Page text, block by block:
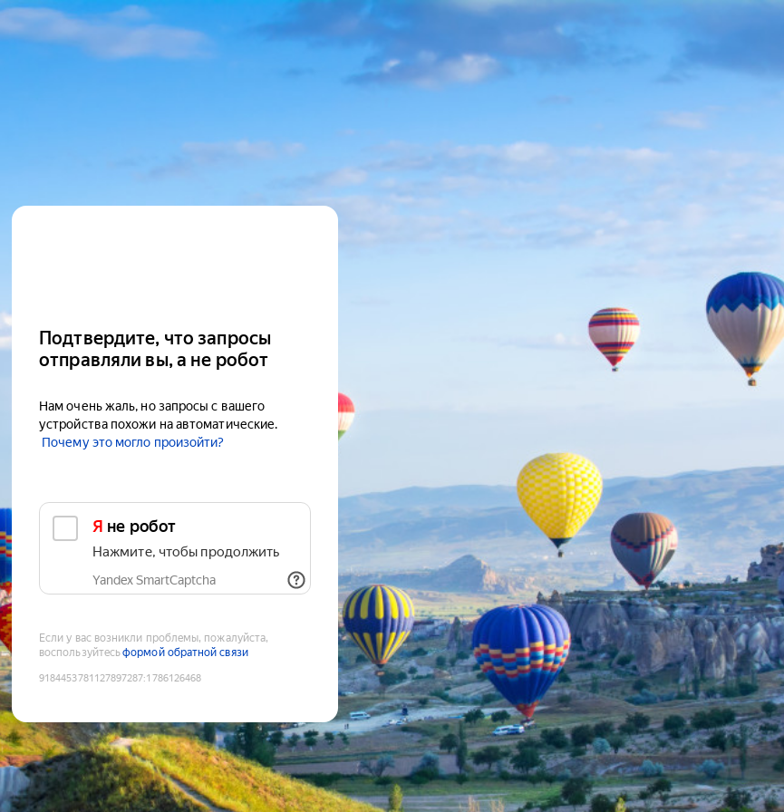
Подтвердите, что запросы
отправляли вы, а не робот
Нам очень жаль, но запросы с вашего
устройства похожи на автоматические.
Почему это могло произойти?
Я не робот
Нажмите, чтобы продолжить
Yandex SmartCaptcha
Если у вас возникли проблемы, пожалуйста,
воспользуйтесьформой обратной связи
9184453781127897287:1786126468